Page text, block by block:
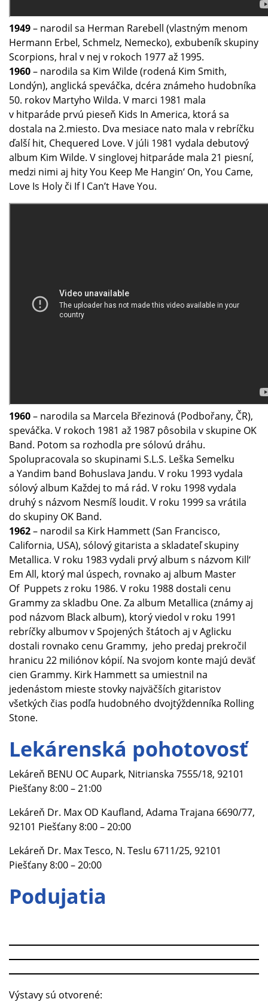
1949– narodil sa Herman Rarebell (vlastným menom
Hermann Erbel, Schmelz, Nemecko), exbubeník skupiny
Scorpions, hral v nej v rokoch 1977 až 1995.
1960– narodila sa Kim Wilde (rodená Kim Smith,
Londýn), anglická speváčka, dcéra známeho hudobníka
50. rokov Martyho Wilda. V marci 1981 mala
v hitparáde prvú pieseň Kids In America, ktorá sa
dostala na 2.miesto. Dva mesiace nato mala v rebríčku
ďalší hit, Chequered Love. V júli 1981 vydala debutový
album Kim Wilde. V singlovej hitparáde mala 21 piesní,
medzi nimi aj hity You Keep Me Hangin‘ On, You Came,
Love Is Holy či If I Can’t Have You.
1960– narodila sa Marcela Březinová (Podbořany, ČR),
speváčka. V rokoch 1981 až 1987 pôsobila v skupine OK
Band. Potom sa rozhodla pre sólovú dráhu.
Spolupracovala so skupinami S.L.S. Leška Semelku
a Yandim band Bohuslava Jandu. V roku 1993 vydala
sólový album Každej to má rád. V roku 1998 vydala
druhý s názvom Nesmíš loudit. V roku 1999 sa vrátila
do skupiny OK Band.
1962– narodil sa Kirk Hammett (San Francisco,
California, USA), sólový gitarista a skladateľ skupiny
Metallica. V roku 1983 vydali prvý album s názvom Kill‘
Em All, ktorý mal úspech, rovnako aj album Master
Of Puppets z roku 1986. V roku 1988 dostali cenu
Grammy za skladbu One. Za album Metallica (známy aj
pod názvom Black album), ktorý viedol v roku 1991
rebríčky albumov v Spojených štátoch aj v Aglicku
dostali rovnako cenu Grammy, jeho predaj prekročil
hranicu 22 miliónov kópií. Na svojom konte majú deväť
cien Grammy. Kirk Hammett sa umiestnil na
jedenástom mieste stovky najväčších gitaristov
všetkých čias podľa hudobného dvojtýždenníka Rolling
Stone.
Lekárenská pohotovosť
Lekáreň BENU OC Aupark, Nitrianska 7555/18, 92101
Piešťany 8:00 – 21:00
Lekáreň Dr. Max OD Kaufland, Adama Trajana 6690/77,
92101 Piešťany 8:00 – 20:00
Lekáreň Dr. Max Tesco, N. Teslu 6711/25, 92101
Piešťany 8:00 – 20:00
Podujatia
Výstavy sú otvorené: